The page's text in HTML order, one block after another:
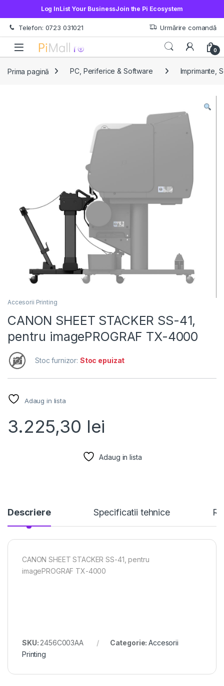
Log InList Your BusinessJoin the Pi Ecosystem
Treci la navigare
Sări la conținut
Telefon: 0723 031021 Urmărire comandă
Open 0
Prima pagină PC, Periferice & Software Imprimante,
Accesorii Printing
CANON SHEET STACKER SS-41,
pentru imagePROGRAF TX-4000
Stoc furnizor: Stoc epuizat
Adaug in lista
3.225,30 lei
Adaug in lista
Descriere Specificatii tehnice
CANON SHEET STACKER SS-41, pentru
imagePROGRAF TX-4000
SKU: 2456C003AA Categorie:Accesorii
Printing